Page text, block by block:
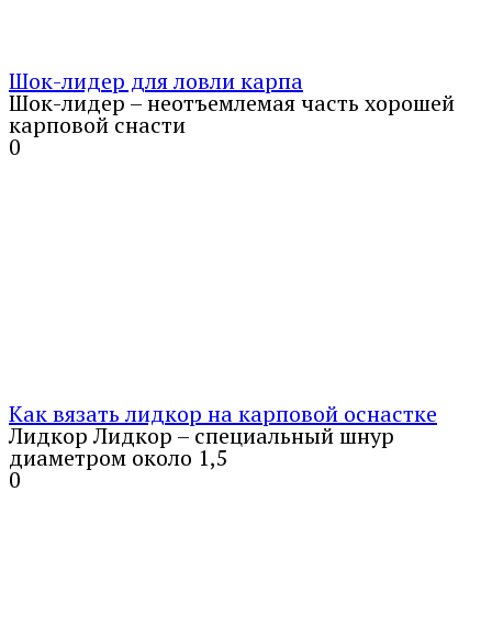
Шок-лидер для ловли карпа
Шок-лидер – неотъемлемая часть хорошей
карповой снасти
0
Как вязать лидкор на карповой оснастке
Лидкор Лидкор – специальный шнур
диаметром около 1,5
0